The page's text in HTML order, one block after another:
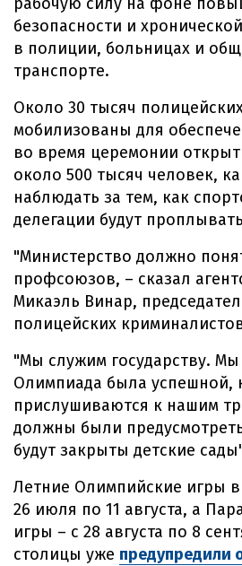
безопасности и
в полиции, больницах и
транспорте.
Около 30 тысяч
мобилизованы для
во время церемонии
около 500 тысяч человек,
наблюдать за тем, как
делегации будут
"Министерство должно
профсоюзов, – сказал
Микаэль Винар,
полицейских
"Мы служим государству.
Олимпиада была успешной,
прислушиваются к нашим
должны были
будут закрыты детские
Летние Олимпийские игры
26 июля по 11 августа, а
игры – с 28 августа по 8
столицы уже предупредили